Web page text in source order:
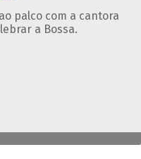
palco com a cantora
a Bossa.